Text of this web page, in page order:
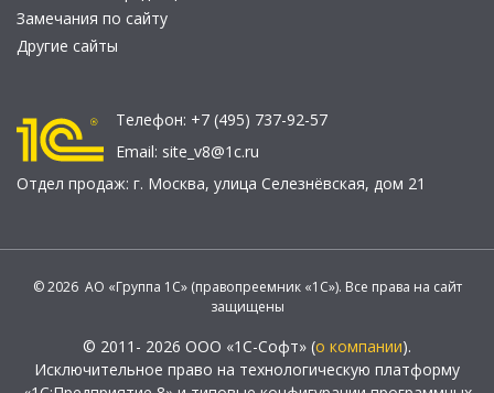
Замечания по сайту
Другие сайты
Телефон: +7 (495) 737-92-57
Email: site_v8@1c.ru
Отдел продаж: г. Москва, улица Селезнёвская, дом 21
© 2026 АО «Группа 1С» (правопреемник «1С»). Все права на сайт
защищены
© 2011- 2026 ООО «1С-Софт» (о компании).
Исключительное право на технологическую платформу